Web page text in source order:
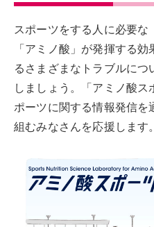
スポーツをする人に必要な
「アミノ酸」が発揮する
るさまざまなトラブルに
しましょう。「アミノ酸
ポーツに関する情報発信を
組むみなさんを応援します。